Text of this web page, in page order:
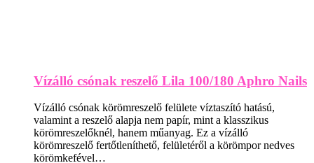
Vízálló csónak reszelő Lila 100/180 Aphro Nails
Vízálló csónak körömreszelő felülete víztaszító hatású,
valamint a reszelő alapja nem papír, mint a klasszikus
körömreszelőknél, hanem műanyag. Ez a vízálló
körömreszelő fertőtleníthető, felületéről a körömpor nedves
körömkefével…